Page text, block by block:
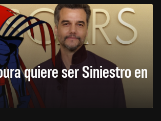
quiere ser Siniestro en